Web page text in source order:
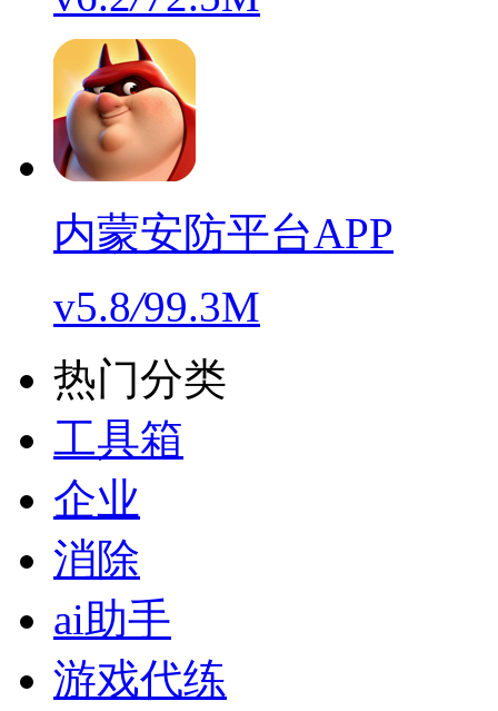
内蒙安防平台APP
v5.8/99.3M
热门分类
工具箱
企业
消除
ai助手
游戏代练